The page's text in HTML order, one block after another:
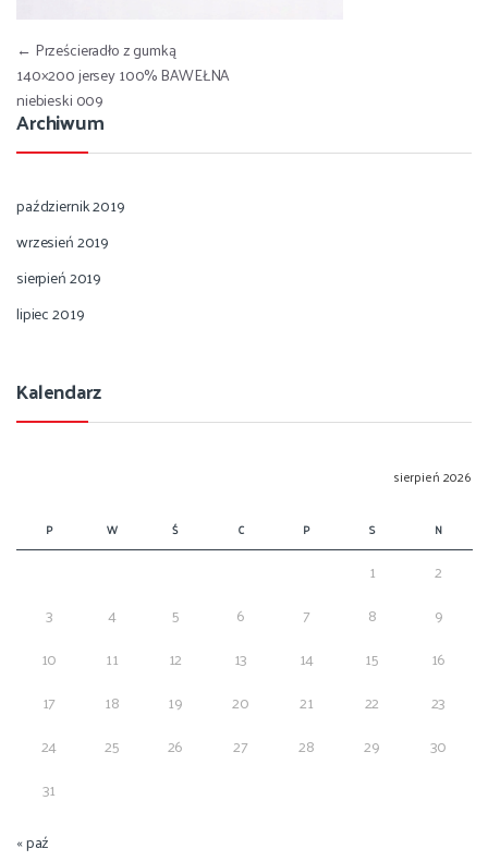
Nawigacja wpisu
← Prześcieradło z gumką
140×200 jersey 100% BAWEŁNA
niebieski 009
Archiwum
październik 2019
wrzesień 2019
sierpień 2019
lipiec 2019
Kalendarz
sierpień 2026
P W Ś C P S N
1
2
3
4 5 6 7 8
9
10
11 12 13 14 15
16
17
18 19 20 21 22
23
24
25 26 27 28 29
30
31
« paź